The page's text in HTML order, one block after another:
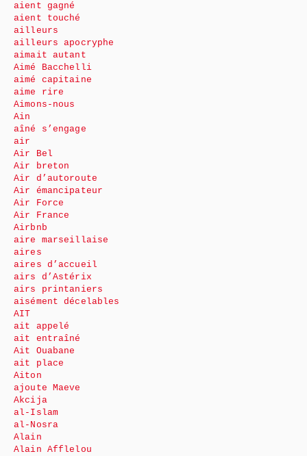
aient gagné
aient touché
ailleurs
ailleurs apocryphe
aimait autant
Aimé Bacchelli
aimé capitaine
aime rire
Aimons-nous
Ain
aîné s’engage
air
Air Bel
Air breton
Air d’autoroute
Air émancipateur
Air Force
Air France
Airbnb
aire marseillaise
aires
aires d’accueil
airs d’Astérix
airs printaniers
aisément décelables
AIT
ait appelé
ait entraîné
Ait Ouabane
ait place
Aiton
ajoute Maeve
Akcija
al-Islam
al-Nosra
Alain
Alain Afflelou